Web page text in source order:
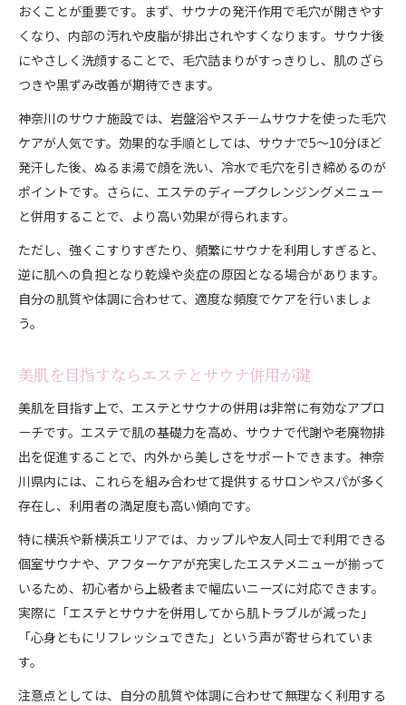
おくことが重要です。まず、サウナの発汗作用で毛穴が開きやす
くなり、内部の汚れや皮脂が排出されやすくなります。サウナ後
にやさしく洗顔することで、毛穴詰まりがすっきりし、肌のざら
つきや黒ずみ改善が期待できます。
神奈川のサウナ施設では、岩盤浴やスチームサウナを使った毛穴
ケアが人気です。効果的な手順としては、サウナで5〜10分ほど
発汗した後、ぬるま湯で顔を洗い、冷水で毛穴を引き締めるのが
ポイントです。さらに、エステのディープクレンジングメニュー
と併用することで、より高い効果が得られます。
ただし、強くこすりすぎたり、頻繁にサウナを利用しすぎると、
逆に肌への負担となり乾燥や炎症の原因となる場合があります。
自分の肌質や体調に合わせて、適度な頻度でケアを行いましょ
う。
美肌を目指すならエステとサウナ併用が鍵
美肌を目指す上で、エステとサウナの併用は非常に有効なアプロ
ーチです。エステで肌の基礎力を高め、サウナで代謝や老廃物排
出を促進することで、内外から美しさをサポートできます。神奈
川県内には、これらを組み合わせて提供するサロンやスパが多く
存在し、利用者の満足度も高い傾向です。
特に横浜や新横浜エリアでは、カップルや友人同士で利用できる
個室サウナや、アフターケアが充実したエステメニューが揃って
いるため、初心者から上級者まで幅広いニーズに対応できます。
実際に「エステとサウナを併用してから肌トラブルが減った」
「心身ともにリフレッシュできた」という声が寄せられていま
す。
注意点としては、自分の肌質や体調に合わせて無理なく利用する